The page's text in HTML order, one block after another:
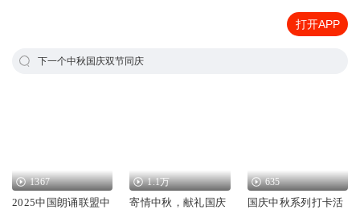
打开APP
下一个中秋国庆双节同庆
1367
2025中国朗诵联盟中
1.1万
寄情中秋，献礼国庆
635
国庆中秋系列打卡活